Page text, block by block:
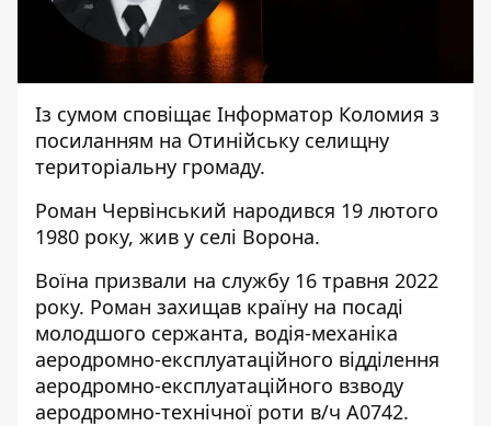
Із сумом сповіщає Інформатор Коломия з
посиланням на Отинійську селищну
територіальну громаду.
Роман Червінський народився 19 лютого
1980 року, жив у селі Ворона.
Воїна призвали на службу 16 травня 2022
року. Роман захищав країну на посаді
молодшого сержанта, водія-механіка
аеродромно-експлуатаційного відділення
аеродромно-експлуатаційного взводу
аеродромно-технічної роти в/ч А0742.